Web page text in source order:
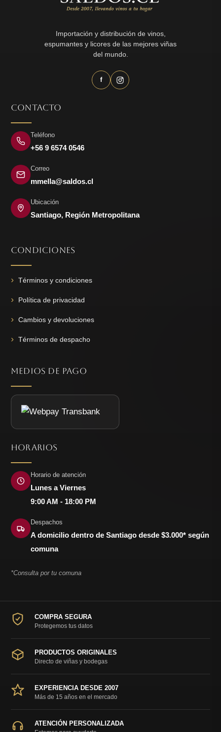
Importación y distribución de vinos,
espumantes y licores de las mejores viñas
del mundo.
f
CONTACTO
Teléfono
+56 9 6574 0546
Correo
mmella@saldos.cl
Ubicación
Santiago, Región Metropolitana
CONDICIONES
Términos y condiciones
Política de privacidad
Cambios y devoluciones
Términos de despacho
MEDIOS DE PAGO
HORARIOS
Horario de atención
Lunes a Viernes
9:00 AM - 18:00 PM
Despachos
A domicilio dentro de Santiago desde $3.000* según
comuna
*Consulta por tu comuna
COMPRA SEGURA
Protegemos tus datos
PRODUCTOS ORIGINALES
Directo de viñas y bodegas
EXPERIENCIA DESDE 2007
Más de 15 años en el mercado
ATENCIÓN PERSONALIZADA